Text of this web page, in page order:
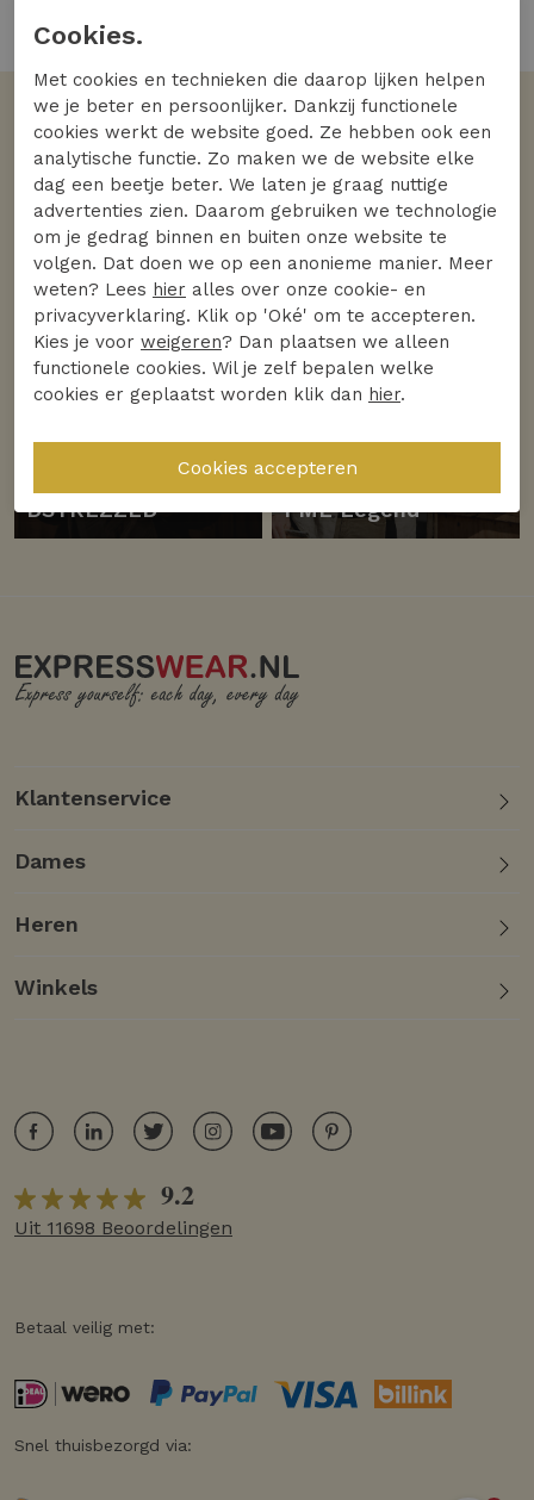
Volgens jullie
De favoriete merken
Bekijk alle merken
DSTREZZED
Ontdek
PME Legend
Klantenservice
Dames
Heren
Winkels
9.2
Uit 11698 Beoordelingen
Betaal veilig met:
Snel thuisbezorgd via:
Cookies.
Met cookies en technieken die daarop lijken helpen
we je beter en persoonlijker. Dankzij functionele
cookies werkt de website goed. Ze hebben ook een
analytische functie. Zo maken we de website elke
dag een beetje beter. We laten je graag nuttige
advertenties zien. Daarom gebruiken we technologie
om je gedrag binnen en buiten onze website te
volgen. Dat doen we op een anonieme manier. Meer
weten? Lees hier alles over onze cookie- en
privacyverklaring. Klik op 'Oké' om te accepteren.
Kies je voor weigeren? Dan plaatsen we alleen
functionele cookies. Wil je zelf bepalen welke
cookies er geplaatst worden klik dan hier.